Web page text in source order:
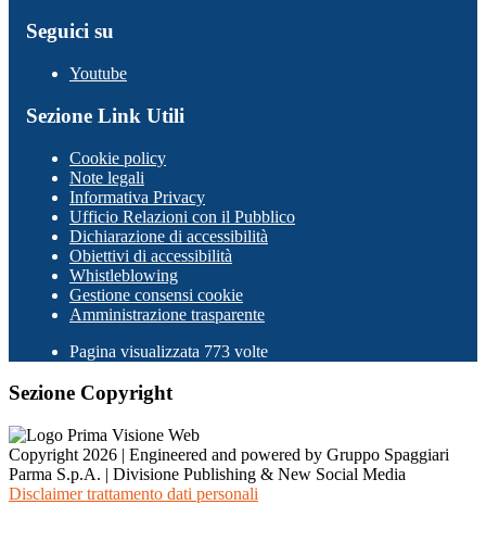
Seguici su
Youtube
Sezione Link Utili
Cookie policy
Note legali
Informativa Privacy
Ufficio Relazioni con il Pubblico
Dichiarazione di accessibilità
Obiettivi di accessibilità
Whistleblowing
Gestione consensi cookie
Amministrazione trasparente
Pagina visualizzata 773 volte
Sezione Copyright
Copyright 2026 | Engineered and powered by Gruppo Spaggiari
Parma S.p.A. | Divisione Publishing & New Social Media
Disclaimer trattamento dati personali